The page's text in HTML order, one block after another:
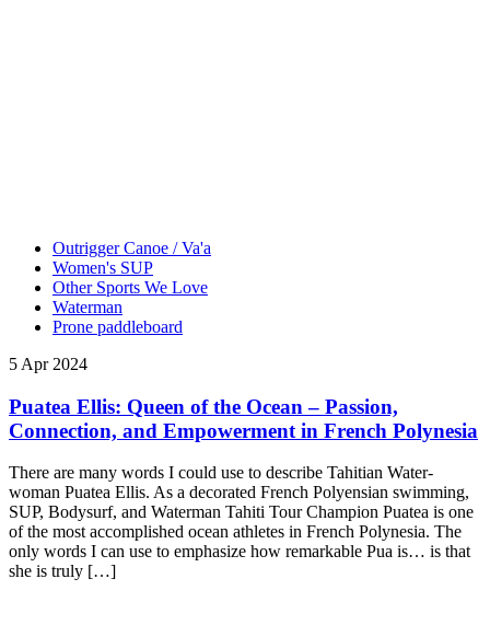
Outrigger Canoe / Va'a
Women's SUP
Other Sports We Love
Waterman
Prone paddleboard
5 Apr 2024
Puatea Ellis: Queen of the Ocean – Passion,
Connection, and Empowerment in French Polynesia
There are many words I could use to describe Tahitian Water-
woman Puatea Ellis. As a decorated French Polyensian swimming,
SUP, Bodysurf, and Waterman Tahiti Tour Champion Puatea is one
of the most accomplished ocean athletes in French Polynesia. The
only words I can use to emphasize how remarkable Pua is… is that
she is truly […]